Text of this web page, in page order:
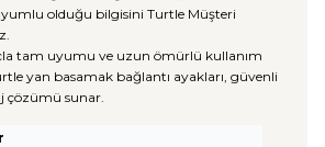
olduğu bilgisini Turtle Müşteri
tam uyumu ve uzun ömürlü kullanım
yan basamak bağlantı ayakları, güvenli
çözümü sunar.